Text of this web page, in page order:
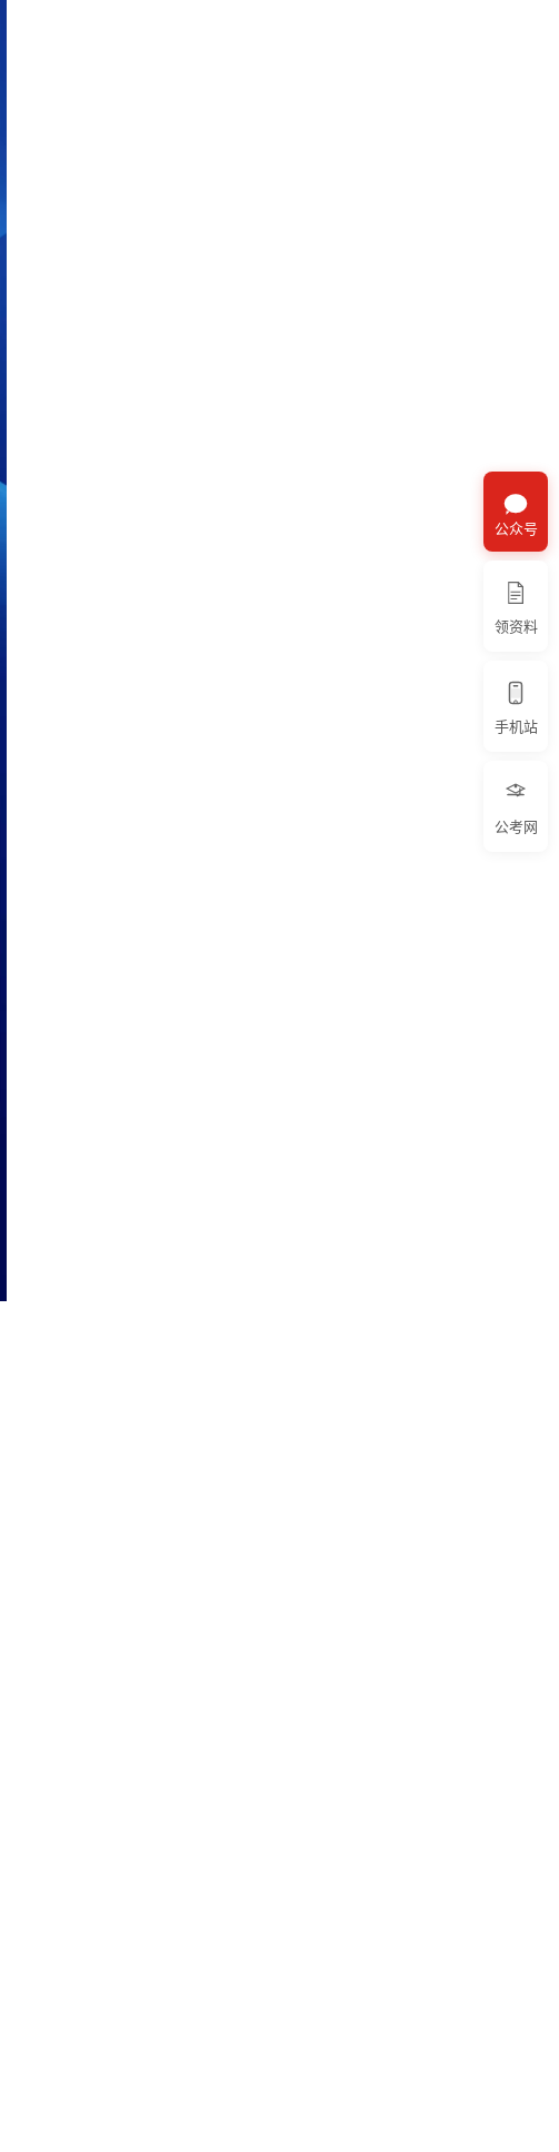
公众号
领资料
手机站
公考网